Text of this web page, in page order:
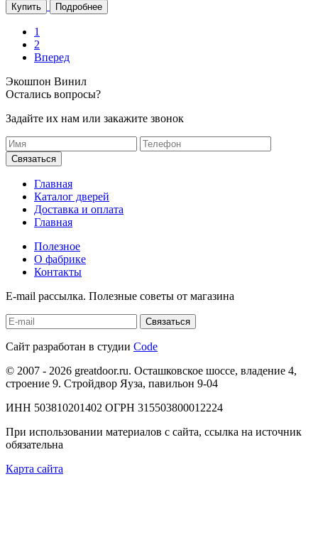
Купить Подробнее
1
2
Вперед
Экошпон Винил
Остались вопросы?
Задайте их нам или закажите звонок
Главная
Каталог дверей
Доставка и оплата
Главная
Полезное
О фабрике
Контакты
E-mail рассылка. Полезные советы от магазина
Сайт разработан в студии Code
© 2007 - 2026 greatdoor.ru. Осташковское шоссе, владение 4,
строение 9. Стройдвор Яуза, павильон 9-04
ИНН 503810201402 ОГРН 315503800012224
При использовании материалов с сайта, ссылка на источник
обязательна
Карта сайта